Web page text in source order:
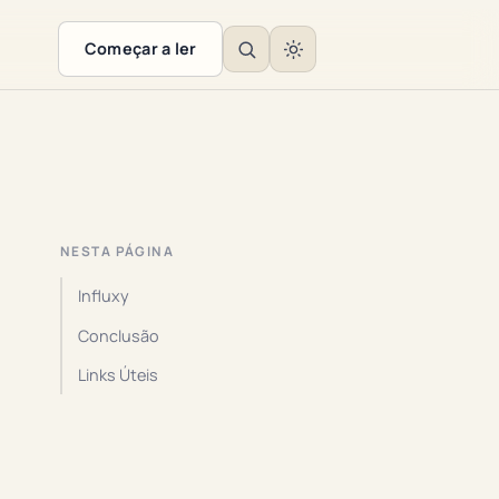
Começar a ler
NESTA PÁGINA
Influxy
Conclusão
Links Úteis